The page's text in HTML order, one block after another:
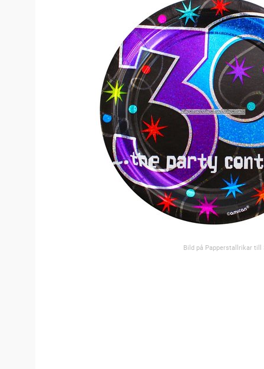
Bild på Papperstallrikar till